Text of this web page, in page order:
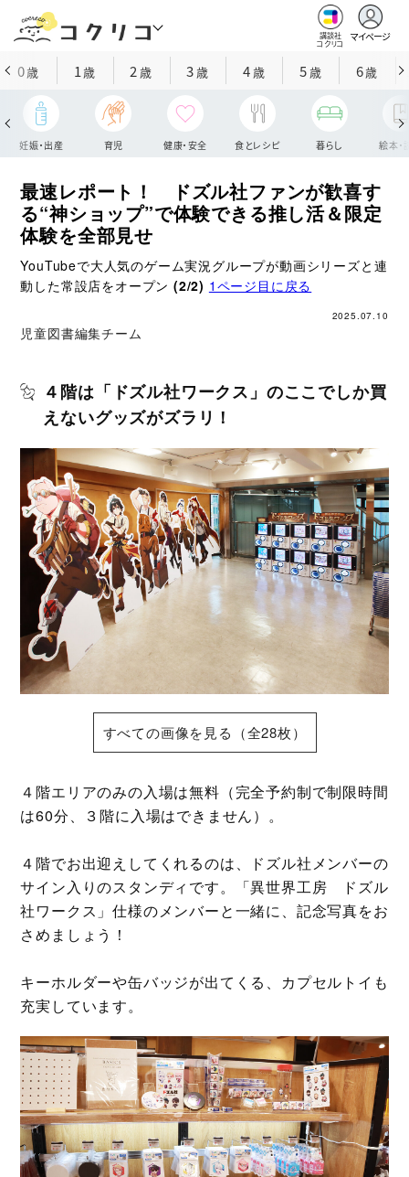
講談社
コクリコ
マイページ
0歳 1歳 2 歳 3歳 4歳 5歳 6歳
妊娠・出産 育児 健康・安全 食とレシピ 暮らし 絵本・
最速レポート！ ドズル社ファンが歓喜す
る“神ショップ”で体験できる推し活＆限定
体験を全部見せ
YouTubeで大人気のゲーム実況グループが動画シリーズと連
動した常設店をオープン(2/2) 1ページ目に戻る
2025.07.10
児童図書編集チーム
４階は「ドズル社ワークス」のここでしか買
えないグッズがズラリ！
すべての画像を見る（全28枚）
４階エリアのみの入場は無料（完全予約制で制限時間
は60分、３階に入場はできません）。
４階でお出迎えしてくれるのは、ドズル社メンバーの
サイン入りのスタンディです。「異世界工房 ドズル
社ワークス」仕様のメンバーと一緒に、記念写真をお
さめましょう！
キーホルダーや缶バッジが出てくる、カプセルトイも
充実しています。